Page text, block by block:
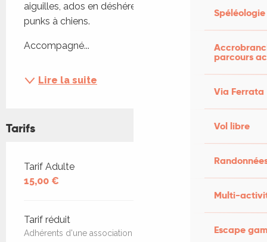
Spéléologie
parcours
Via Ferrata
Vol libre
Multi-
Escape
aiguilles, ados en déshérence et fantômes de
punks à chiens.
Accompagné...
Lire la suite
Tarifs
Tarifs 2026
Tarif Adulte
15,00 €
Tarif réduit
Adhérents d'une association culturelle de la CCCS,